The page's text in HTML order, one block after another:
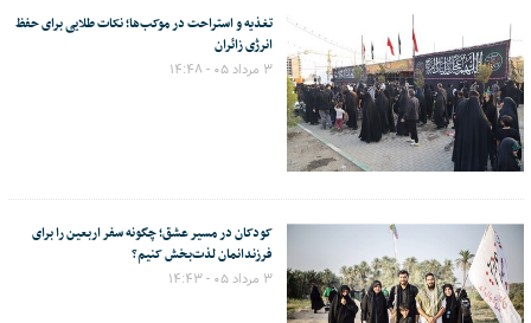
تغذیه و استراحت در موکب‌ها؛ نکات طلایی برای حفظ
انرژی زائران
۳ مرداد ۰۵ - ۱۴:۴۸
کودکان در مسیر عشق؛ چگونه سفر اربعین را برای
فرزندانمان لذت‌بخش کنیم؟
۳ مرداد ۰۵ - ۱۴:۴۳